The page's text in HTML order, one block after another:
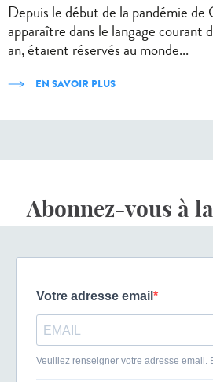
Depuis le début de la pandémie de
apparaître dans le langage courant
an, étaient réservés au monde...
EN SAVOIR PLUS
Abonnez-vous à